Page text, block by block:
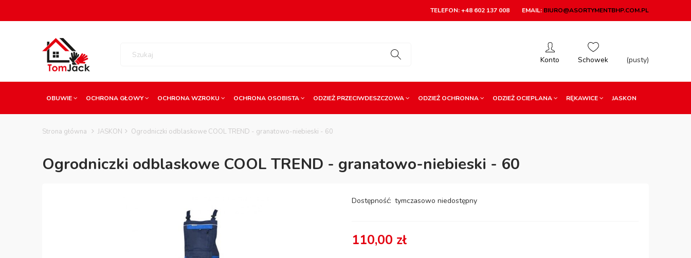
TELEFON: +48 602 137 008 EMAIL: BIURO@ASORTYMENTBHP.COM.PL
(pusty)
OBUWIE OCHRONA GŁOWY OCHRONA WZROKU OCHRONA OSOBISTA ODZIEŻ PRZECIWDESZCZOWA ODZIEŻ OCHRONNA ODZIEŻ OCIEPLANA RĘKAWICE JASKON
Strona główna JASKON Ogrodniczki odblaskowe COOL TREND - granatowo-niebieski - 60
Ogrodniczki odblaskowe COOL TREND - granatowo-niebieski - 60
Dostępność: tymczasowo niedostępny
110,00 zł